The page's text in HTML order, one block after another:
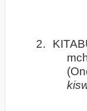
2.